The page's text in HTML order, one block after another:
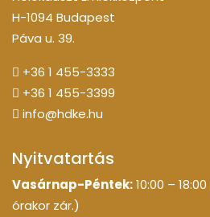
H-1094 Budapest
Páva u. 39.
+36 1 455-3333
+36 1 455-3399
info@hdke.hu
Nyitvatartás
Vasárnap-Péntek:10:00 –
órakor zár.)